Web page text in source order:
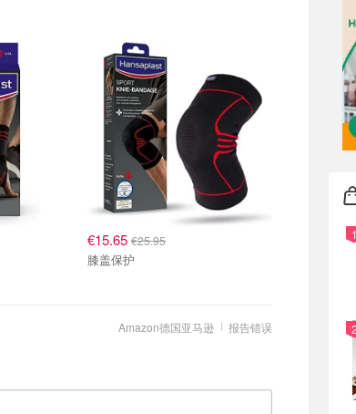
€15.65 €25.95
膝盖保护
报告错误
Amazon德国亚马逊